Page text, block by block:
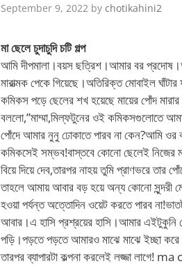
September 9, 2022 by chotikahini2
মা ছেলে চুদাচুদি চটি গল্প
আমি দীপমালা।বয়স ছত্রিশ।আমার বর
মারাত্মক পেকে গিয়েছে।অতিরিক্ত মোবাইল
কমিকস পড়ে ছেলের শখ হয়েছে মায়ের পোঁদ
বললো,”মাম্মা,মিল্ফটুনের ওই কমিকসগুলোতে
পোঁদে আমার নুনু ঢোকাতে পারব না কেন?আমি
কমিকসেই সম্ভব!বাস্তবে কোনো ছেলেই নিজের
বিয়ে দিয়ে দেব,তারপর নাহয় তুমি প্রাণভরে
তাহলে আমায় আবার বড় হয়ে অন্য কোনো সুন্দরী
হওয়া পর্যন্ত অত্তোদিন ওয়েট করতে পারব
আবার।এ হাসি প্রশ্রয়ের হাসি।আমার
পড়ি।পড়তে পড়তে আমারও মাঝে মাঝে ইচ্ছা
তারপর ব্যাপারটা কল্পনা করলেই লজ্জা